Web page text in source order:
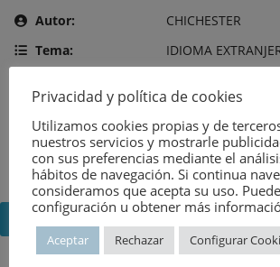
Autor:
CHICHESTER
Tema:
IDIOMA
STATIONERY OFFICE
Año de publicación: 10 de agosto de
Número:
2001
Volver
Privacidad y política de cookies
Utilizamos cookies propias y de
nuestros servicios y mostrarle
con sus preferencias mediante el
hábitos de navegación. Si continua
consideramos que acepta su uso.
configuración u obtener más
Aceptar Rechazar Configurar